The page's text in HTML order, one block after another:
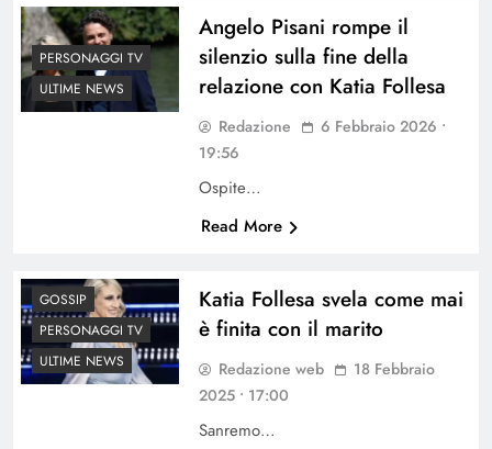
PERSONAGGI TV
ULTIME NEWS
Angelo Pisani rompe il
silenzio sulla fine della
relazione con Katia Follesa
Redazione
6 Febbraio 2026 •
19:56
Ospite…
Read More
GOSSIP
PERSONAGGI TV
ULTIME NEWS
Katia Follesa svela come mai
è finita con il marito
Redazione web
18 Febbraio
2025 • 17:00
Sanremo…